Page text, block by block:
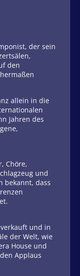
der sein
den
allein in die
Jahren des
Chöre,
und
bekannt, dass
und in
der Welt, wie
House und
Applaus